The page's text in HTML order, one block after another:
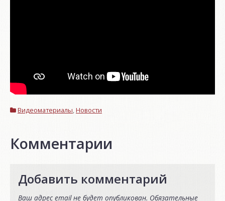
Видеоматериалы,Новости
Комментарии
Добавить комментарий
Ваш адрес email не будет опубликован. Обязательные